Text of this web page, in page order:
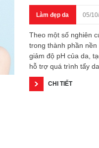
Làm đẹp da 05/
Theo một số nghiên
trong thành phần
giảm độ pH của da,
hỗ trợ quá trình tẩy
CHI TIẾT